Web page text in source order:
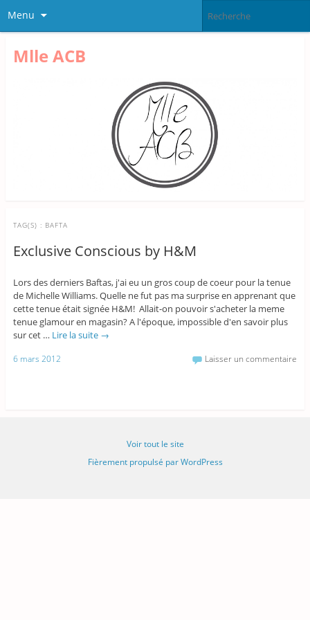
Menu
Mlle ACB
TAG(S) : BAFTA
Exclusive Conscious by H&M
Lors des derniers Baftas, j'ai eu un gros coup de coeur pour la tenue
de Michelle Williams. Quelle ne fut pas ma surprise en apprenant que
cette tenue était signée H&M! Allait-on pouvoir s'acheter la meme
tenue glamour en magasin? A l'époque, impossible d'en savoir plus
sur cet … Lire la suite →
6 mars 2012 Laisser un commentaire
Voir tout le site
Fièrement propulsé par WordPress